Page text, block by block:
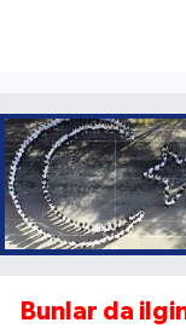
Bunlar da